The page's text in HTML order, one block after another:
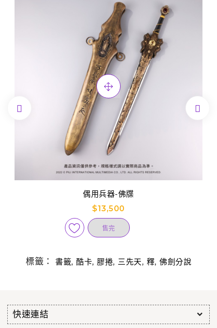
偶用兵器-佛牒
$13,500
售完
 
標籤： 書籤, 酷卡, 膠捲, 三先天, 釋, 佛劍分說
快速連結